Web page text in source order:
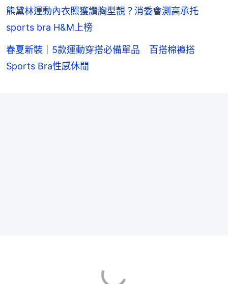
熊黛林運動內衣照獲讚胸型靚？消委會測高承托
sports bra H&M上榜
春夏新裝｜5款運動穿搭必備單品 百搭棉褲搭
Sports Bra性感休閒